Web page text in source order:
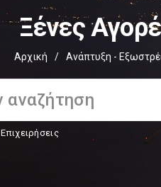
Ξένες
Αρχική / Ανάπτυξη -
Επιχειρήσεις